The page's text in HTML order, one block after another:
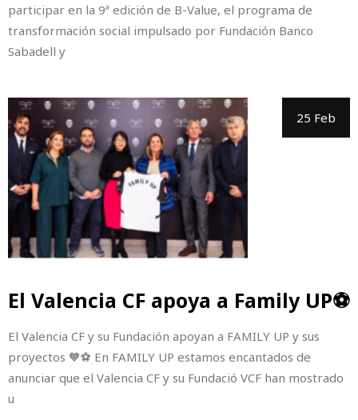
participar en la 9ª edición de B-Value, el programa de
transformación social impulsado por Fundación Banco
Sabadell y
25 Feb
El Valencia CF apoya a Family UP⚽
El Valencia CF y su Fundación apoyan a FAMILY UP y sus
proyectos 🧡⚽ En FAMILY UP estamos encantados de
anunciar que el Valencia CF y su Fundació VCF han mostrado
u